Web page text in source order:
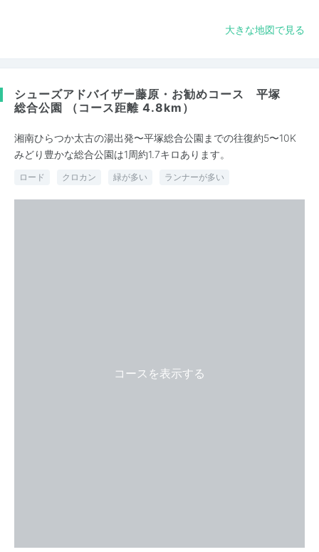
大きな地図で見る
シューズアドバイザー藤原・お勧めコース 平塚
総合公園 （コース距離 4.8km）
湘南ひらつか太古の湯出発〜平塚総合公園までの往復約5〜10K
みどり豊かな総合公園は1周約1.7キロあります。
ロード クロカン 緑が多い ランナーが多い
コースを表示する